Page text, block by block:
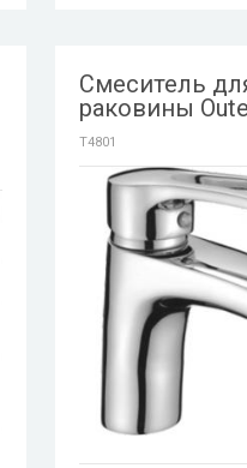
Смеситель
раковины
T4801